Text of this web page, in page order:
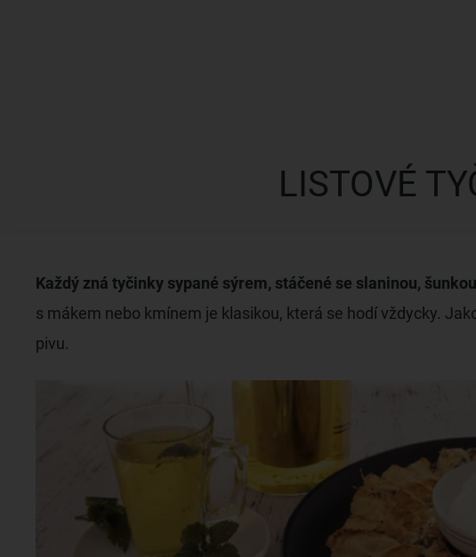
LISTOVÉ
Každý zná tyčinky sypané sýrem, stáčené se slaninou,
s mákem nebo kmínem je klasikou, která se hodí vždycky.
pivu.